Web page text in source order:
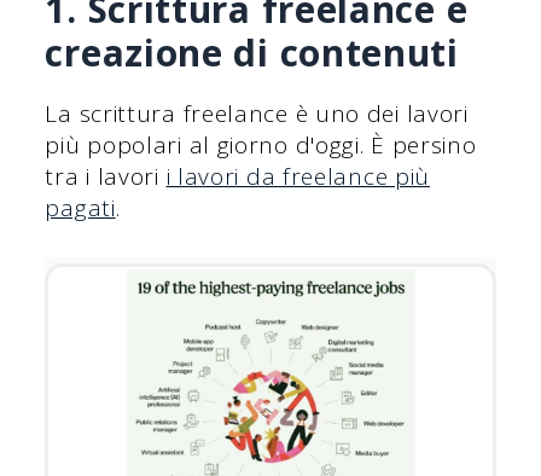
creazione di contenuti
La scrittura freelance è uno dei lavori
più popolari al giorno d'oggi. È persino
tra i lavori i lavori da freelance più
pagati.